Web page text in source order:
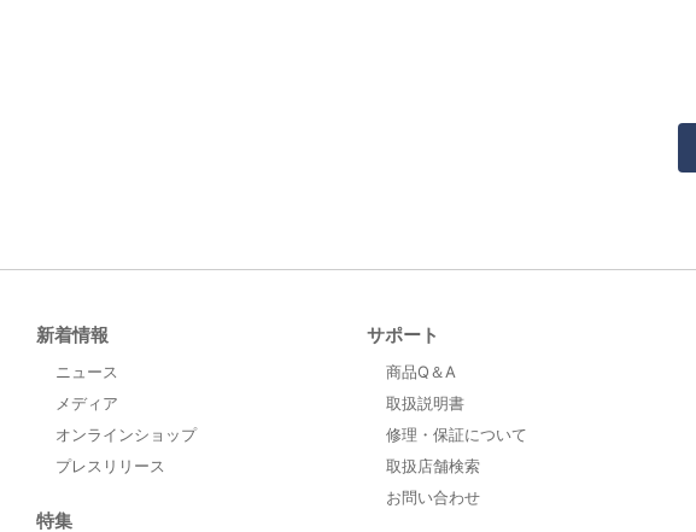
新着情報
ニュース
メディア
オンラインショップ
プレスリリース
特集
サポート
商品Q＆A
取扱説明書
修理・保証について
取扱店舗検索
お問い合わせ